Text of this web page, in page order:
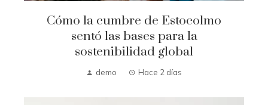
Cómo la cumbre de Estocolmo
sentó las bases para la
sostenibilidad global
demo Hace 2 días